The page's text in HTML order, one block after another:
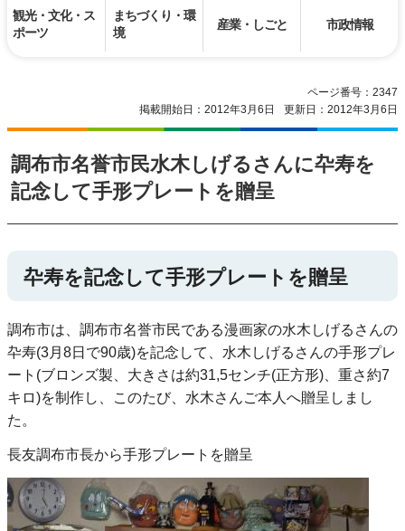
観光・文化・ス
ポーツ
まちづくり・環
境
産業・しごと 市政情報
ページ番号：2347
掲載開始日：2012年3月6日
更新日：2012年3月6日
調布市名誉市民水木しげるさんに卆寿を
記念して手形プレートを贈呈
卆寿を記念して手形プレートを贈呈
調布市は、調布市名誉市民である漫画家の水木しげるさんの
卆寿(3月8日で90歳)を記念して、水木しげるさんの手形プレ
ート(ブロンズ製、大きさは約31,5センチ(正方形)、重さ約7
キロ)を制作し、このたび、水木さんご本人へ贈呈しまし
た。
長友調布市長から手形プレートを贈呈